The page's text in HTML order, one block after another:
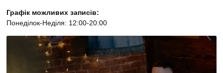
Графік можливих записів:
Понеділок-Неділя: 12:00-20:00